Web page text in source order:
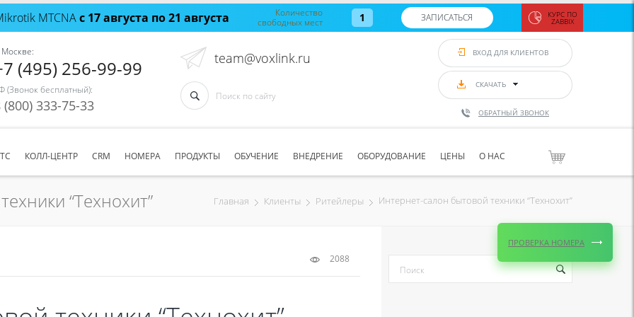
MTCNAс 17 августа по 21 августа
Количество
свободных мест
1 ЗАПИСАТЬСЯ КУРС ПО
ZABBIX
ВХОД ДЛЯ КЛИЕНТОВ
СКАЧАТЬ
ОБРАТНЫЙ ЗВОНОК
(495) 256-99-99
(Звонок бесплатный):
(800) 333-75-33
team@voxlink.ru
КОЛЛ-ЦЕНТР CRM НОМЕРА ПРОДУКТЫ ОБУЧЕНИЕ ВНЕДРЕНИЕ ОБОРУДОВАНИЕ ЦЕНЫ О НАС
“Технохит” Главная Клиенты Ритейлеры Интернет-салон бытовой техники “Технохит”
2088
ПРОВЕРКА НОМЕРА